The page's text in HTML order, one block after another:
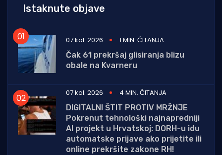
Istaknute objave
07 kol. 2026
1 MIN. ČITANJA
Čak 61 prekršaj glisiranja blizu
obale na Kvarneru
07 kol. 2026
4 MIN. ČITANJA
DIGITALNI ŠTIT PROTIV MRŽNJE
Pokrenut tehnološki najnapredniji
AI projekt u Hrvatskoj: DORH-u idu
automatske prijave ako prijetite ili
online prekršite zakone RH!